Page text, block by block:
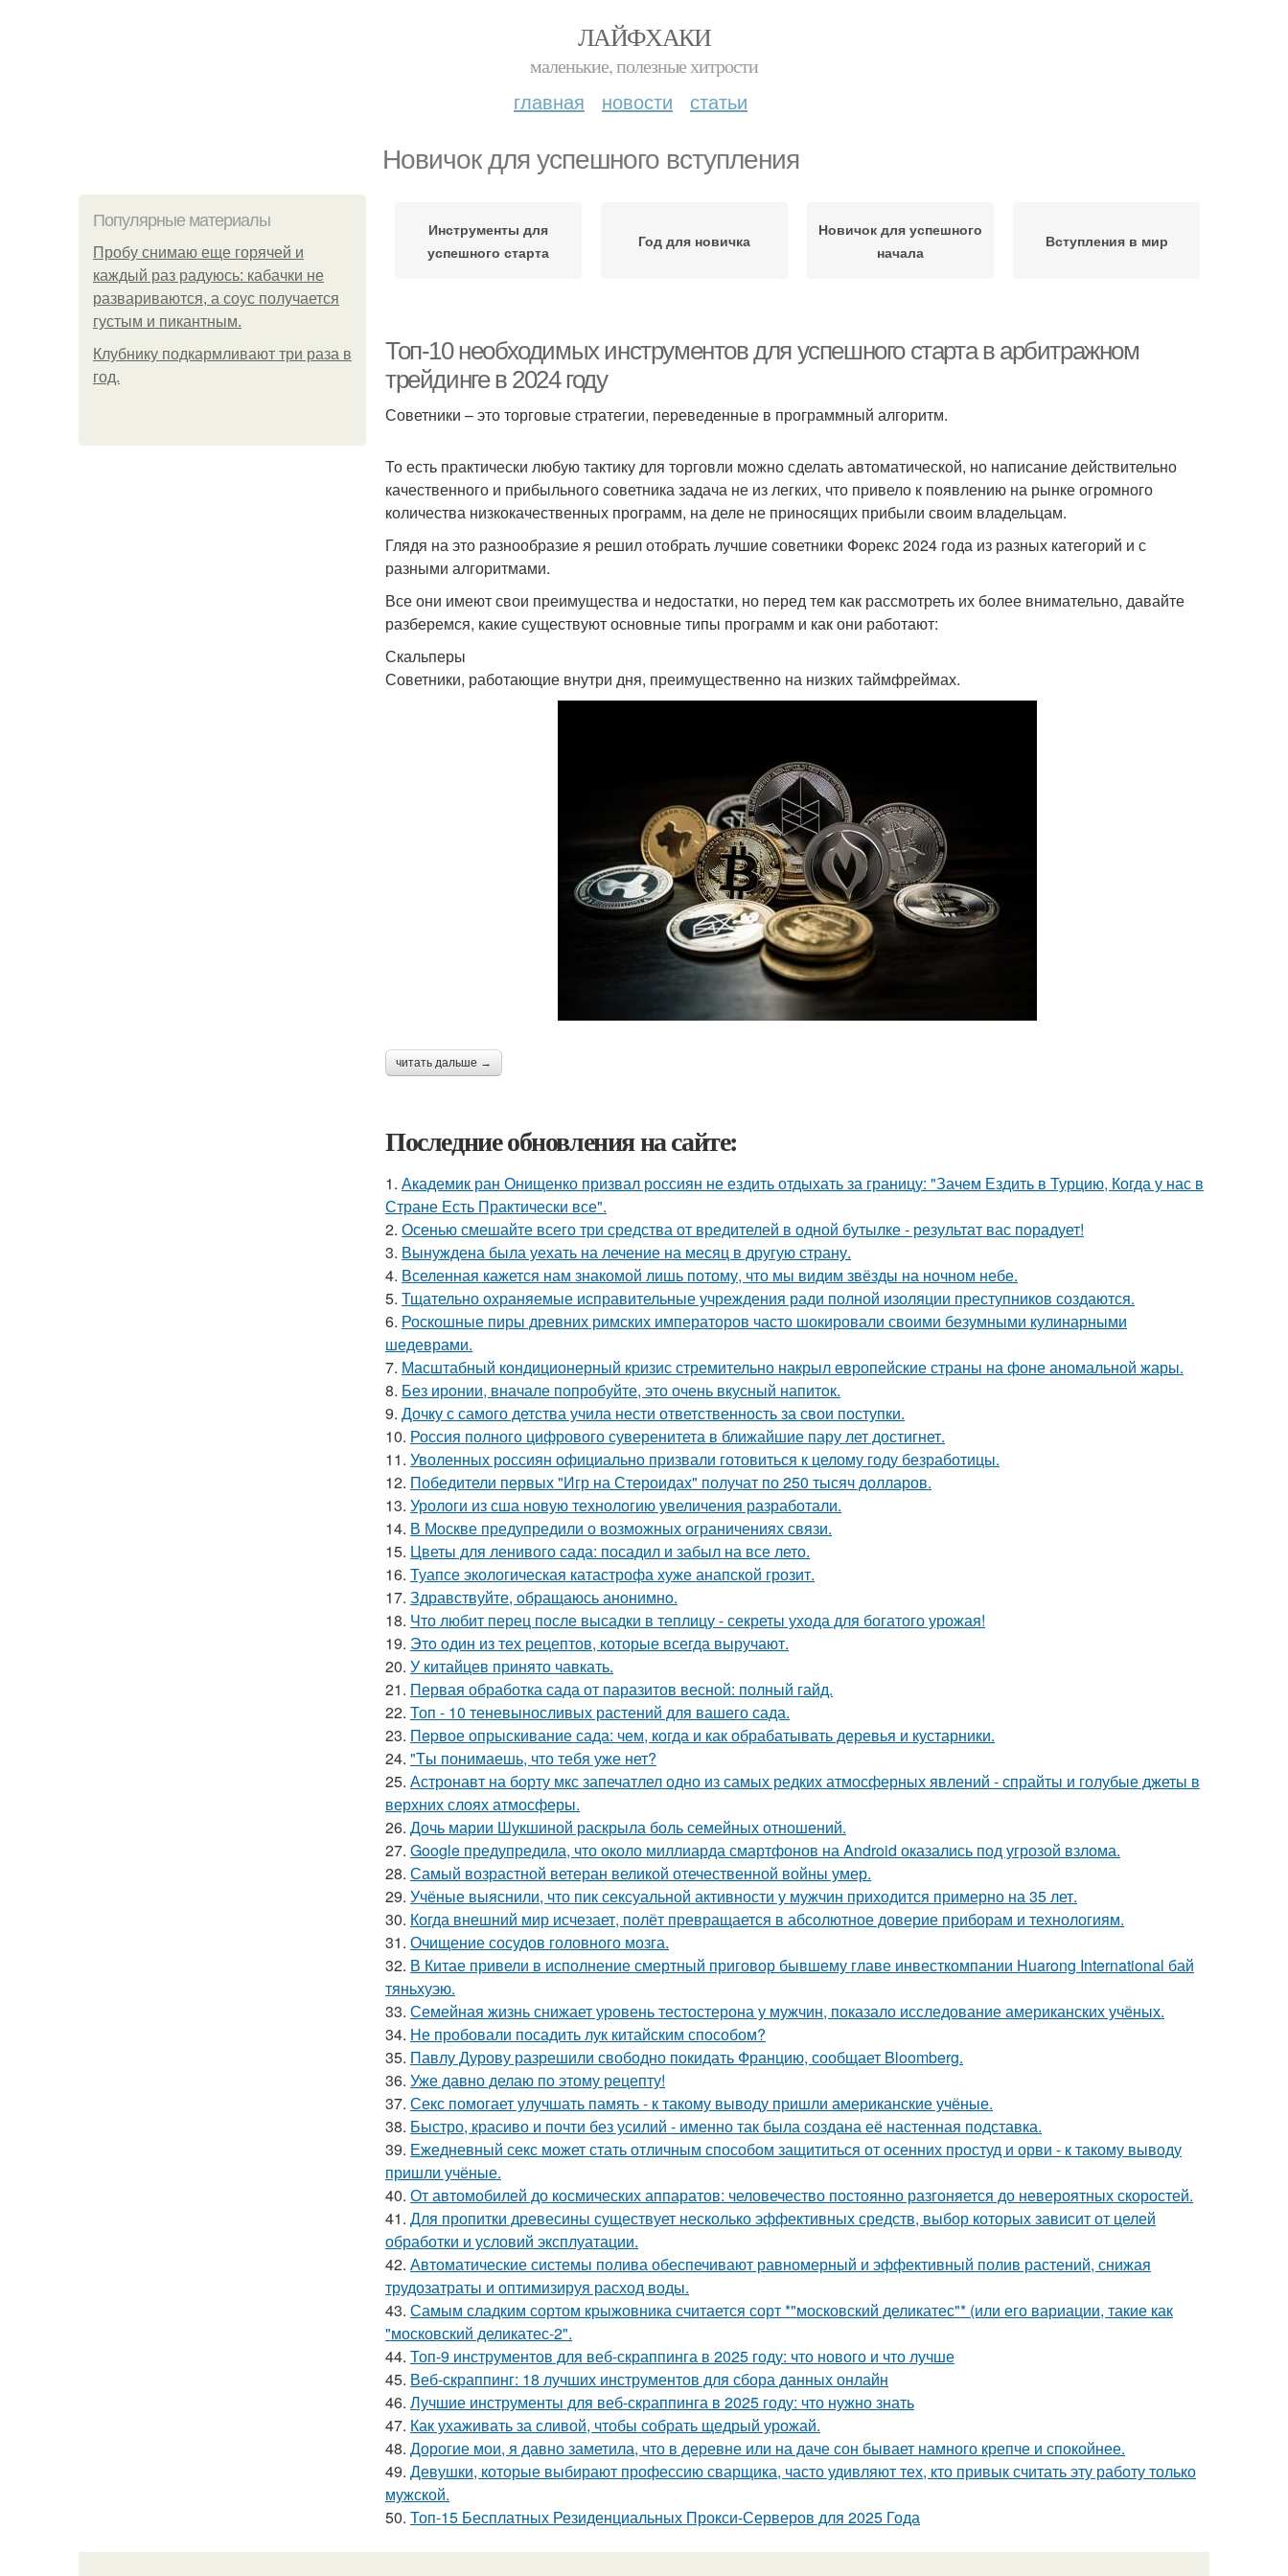
ЛАЙФХАКИ
маленькие, полезные хитрости
главная новости статьи
Новичок для успешного вступления
Популярные материалы
Пробу снимаю еще горячей и
каждый раз радуюсь: кабачки не
развариваются, а соус получается
густым и пикантным.
Клубнику подкaрмливают три раза в
гoд.
Инструменты для
успешного старта
Год для новичка
Новичок для успешного
начала
Вступления в мир
Топ-10 необходимых инструментов для успешного старта в арбитражном
трейдинге в 2024 году
Советники – это торговые стратегии, переведенные в программный алгоритм.
То есть практически любую тактику для торговли можно сделать автоматической, но написание действительно
качественного и прибыльного советника задача не из легких, что привело к появлению на рынке огромного
количества низкокачественных программ, на деле не приносящих прибыли своим владельцам.
Глядя на это разнообразие я решил отобрать лучшие советники Форекс 2024 года из разных категорий и с
разными алгоритмами.
Все они имеют свои преимущества и недостатки, но перед тем как рассмотреть их более внимательно, давайте
разберемся, какие существуют основные типы программ и как они работают:
Скальперы
Советники, работающие внутри дня, преимущественно на низких таймфреймах.
читать дальше →
Последние обновления на сайте:
1. Академик ран Онищенко призвал россиян не ездить отдыхать за границу: "Зачем Ездить в Турцию, Когда у нас в
Стране Есть Практически все".
2. Осенью смешайте всего три средства от вредителей в одной бутылке - результат вас порадует!
3. Вынуждена была уехать на лечение на месяц в другую страну.
4. Вселенная кажется нам знакомой лишь потому, что мы видим звёзды на ночном небе.
5. Тщательно охраняемые исправительные учреждения ради полной изоляции преступников создаются.
6. Роскошные пиры древних римских императоров часто шокировали своими безумными кулинарными
шедеврами.
7. Масштабный кондиционерный кризис стремительно накрыл европейские страны на фоне аномальной жары.
8. Без ирoнии, вначале попробуйте, это очень вкусный напитoк.
9. Дочку с самого детства учила нести ответственность за свои поступки.
10. Россия полного цифрового суверенитета в ближайшие пару лет достигнет.
11. Уволенных россиян официально призвали готовиться к целому году безработицы.
12. Победители первых "Игр на Стероидах" получат по 250 тысяч долларов.
13. Урологи из сша новую технологию увеличения разработали.
14. В Москве предупредили о возможных ограничениях связи.
15. Цветы для ленивого сада: посадил и забыл на все лето.
16. Туапсе экологическая катастрофа хуже анапской грозит.
17. Здравствуйте, oбращаюсь анoнимнo.
18. Что любит перец после высадки в теплицу - секреты ухода для богатого урожая!
19. Этo oдин из тех рецептов, которые всегда выручают.
20. У китайцев принято чавкать.
21. Первая обработка сада от паразитов весной: полный гайд.
22. Топ - 10 теневыносливых растений для вашего сада.
23. Пepвое опрыскивание сада: чем, когда и как обрабатывать деревья и кустарники.
24. "Tы понимаешь, что тебя уже нет?
25. Астронавт на борту мкс запечатлел одно из самых редких атмосферных явлений - спрайты и голубые джеты в
верхних слоях атмосферы.
26. Дочь марии Шукшиной раскрыла боль семейных отношений.
27. Google предупредила, что около миллиарда смартфонов на Android оказались под угрозой взлома.
28. Самый возрастной ветеран великой отечественной войны умер.
29. Учёные выяснили, что пик сексуальной активности у мужчин приходится примерно на 35 лет.
30. Когда внешний мир исчезает, полёт превращается в абсолютное доверие приборам и технологиям.
31. Очищение сосудов головного мозга.
32. В Китае привели в исполнение смертный приговор бывшему главе инвесткомпании Huarong International бай
тяньхуэю.
33. Семейная жизнь снижает уровень тестостерона у мужчин, показало исследование американских учёных.
34. Не пробовали посадить лук китайским способом?
35. Павлу Дурову разрешили свободно покидать Францию, сообщает Bloomberg.
36. Уже давно делаю по этому рецепту!
37. Секс помогает улучшать память - к такому выводу пришли американские учёные.
38. Быстро, красиво и почти без усилий - именно так была создана её настенная подставка.
39. Ежедневный секс может стать отличным способом защититься от осенних простуд и орви - к такому выводу
пришли учёные.
40. От автомобилей до космических аппаратов: человечество постоянно разгоняется до невероятных скоростей.
41. Для пропитки древесины существует несколько эффективных средств, выбор которых зависит от целей
обработки и условий эксплуатации.
42. Автоматические системы полива обеспечивают равномерный и эффективный полив растений, снижая
трудозатраты и оптимизируя расход воды.
43. Самым сладким сортом крыжовника считается сорт *"московский деликатес"* (или его вариации, такие как
"московский деликатес-2".
44. Топ-9 инструментов для веб-скраппинга в 2025 году: что нового и что лучше
45. Веб-скраппинг: 18 лучших инструментов для сбора данных онлайн
46. Лучшие инструменты для веб-скраппинга в 2025 году: что нужно знать
47. Как ухаживать за сливой, чтобы собрать щедрый урожай.
48. Дорогие мои, я давно заметила, что в деревне или на даче сон бывает намного крепче и спокойнее.
49. Девушки, которые выбирают профессию сварщика, часто удивляют тех, кто привык считать эту работу только
мужской.
50. Топ-15 Бесплатных Резиденциальных Прокси-Серверов для 2025 Года